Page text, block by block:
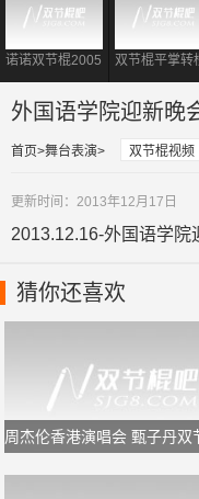
诺诺双节棍2005
经典双棍视频
双节棍平掌转
到底有多重要
对于初学者够
了!
外国语学院迎新晚
首页 舞台表演 双节棍视频
更新时间：2013年12月17日
2013.12.16-外国语学院
猜你还喜欢
周杰伦香港演唱会 甄子丹双